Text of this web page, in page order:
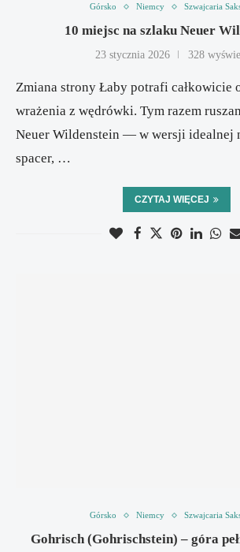
Górsko Niemcy Szwajcaria
10 miejsc na szlaku Neuer
23 stycznia 2026 328
Zmiana strony Łaby potrafi całkowicie
wrażenia z wędrówki. Tym razem
Neuer Wildenstein — w wersji idealnej
spacer, …
CZYTAJ WIĘCEJ
Górsko Niemcy Szwajcaria
Gohrisch (Gohrischstein) – góra